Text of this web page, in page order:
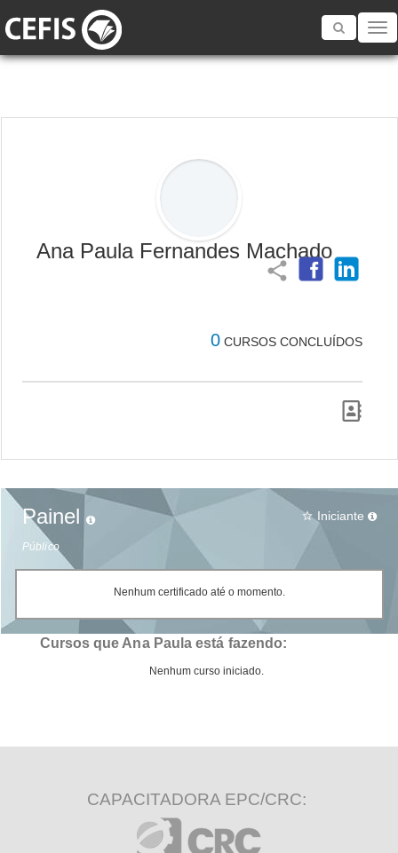
Toggle
Ana Paula Fernandes Machado
share
0 CURSOS CONCLUÍDOS
Painel
Público
star_border Iniciante
Nenhum certificado até o momento.
Cursos que Ana Paula está fazendo:
Nenhum curso iniciado.
CAPACITADORA EPC/CRC: